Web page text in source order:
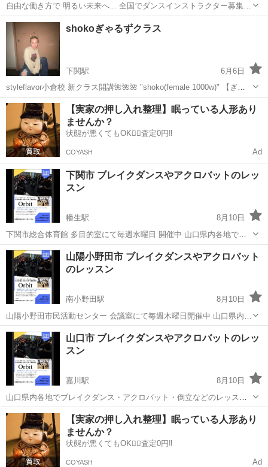
自由な働き方で 明るい未来へ... 全国でダンスインストラクター募集
中！ すぐに！あなたがスクールのオーナーになれる！ あなたのダンス
で、子どもたちに笑顔と自信を届けませんか？ ビートワンダンスアカ
デミーでは、地域に根ざ...
山口 山口市 上山口駅 ダンス
shokoぎゃるずクラス
下関駅
6月6日
styleflavor小倉校 新クラス開講🌺🌺🌺 "shoko(female 1000w)" 【ぎゃ
るずクラス】 ぎゃるずの仲間になりたい方、可愛くカッコよくなりた
い方必見！！ ダンスをする為のリズムレッス...
山口 下関市 下関駅 ヒップホップ クラス
【実家の押し入れ整理】眠っている人形あり
ませんか？
状態が悪くてもOK🙆‍♀️査定0円‼️
COYASH Ad
下関市 ブレイクダンスやアクロバットのレッ
スン
幡生駅
8月10日
下関市総合体育館 多目的室にて毎週水曜日 開催中 山口県内各地でブ
レイクダンス・アクロバット・倒立などのレッスンや定期的に無料体
験会・イベントなどを開催（山口市・山陽小野田市・下関市・防府
市・下松市など） 山口県内だけで...
山口 下関市 幡生駅 ダンス アクロバット
山陽小野田市 ブレイクダンスやアクロバット
のレッスン
南小野田駅
8月10日
山陽小野田市民活動センター 会議室にて毎週木曜日開催中 山口県内各
地でブレイクダンス・アクロバット・倒立などのレッスンや定期的に
無料体験会・イベントなどを開催（山口市・山陽小野田市・下関市・
山口 山陽小野田市 南小野田駅 ダンス アクロバット
山口市 ブレイクダンスやアクロバットのレッ
スン
嘉川駅
8月10日
山口県内各地でブレイクダンス・アクロバット・倒立などのレッスン
や定期的に無料体験会・イベントなどを開催（山口市・山陽小野田
市・下関市・防府市・下松市など） 山口県内だけではなく海外や県外
のダンサーみんなで繋がって作り上げて...
山口 山口市 嘉川駅 ブレイクダンス アクロバット
【実家の押し入れ整理】眠っている人形あり
ませんか？
状態が悪くてもOK🙆‍♀️査定0円‼️
COYASH Ad